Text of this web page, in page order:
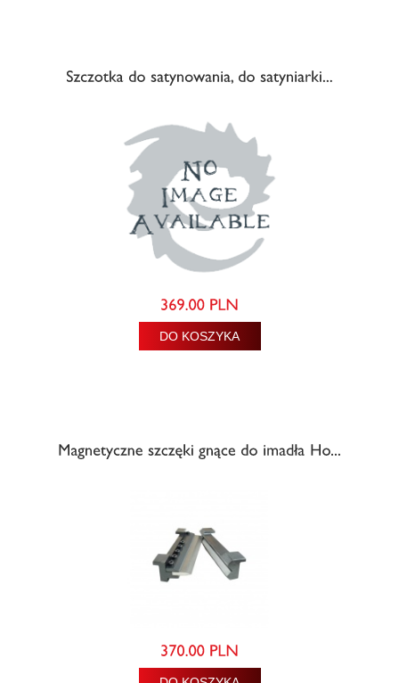
DO KOSZYKA